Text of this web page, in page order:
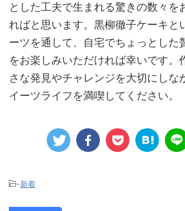
とした工夫で生まれる驚きの数々を
ればと思います。黒柳徹子ケーキと
ーツを通して、自宅でちょっとした
をお楽しみいただければ幸いです。
さな発見やチャレンジを大切にしな
イーツライフを満喫してください。
-新着